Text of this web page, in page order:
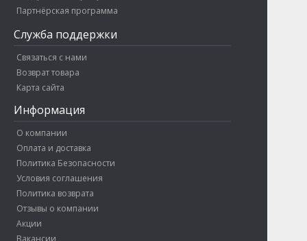
Партнёрская программа
Служба поддержки
Связаться с нами
Возврат товара
Карта сайта
Информация
О компании
Оплата и доставка
Политика Безопасности
Условия соглашения
Политика возврата
Отзывы о компании
Акции
Вакансии